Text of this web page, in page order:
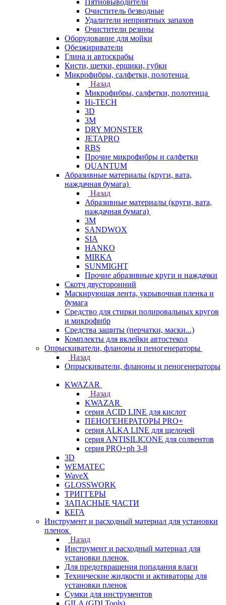
Пятновыводители
Очиститель безводные
Удалители неприятных запахов
Очистители резины
Оборудование для мойки
Обезжириватели
Глина и автоскрабы
Кисти, щетки, ершики, губки
Микрофибры, салфетки, полотенца
Назад
Микрофибры, салфетки, полотенца
Hi-TECH
3D
3М
DRY MONSTER
JETAPRO
RBS
Прочие микрофибры и салфетки
QUANTUM
Абразивные материалы (круги, вата,
наждачная бумага)
Назад
Абразивные материалы (круги, вата,
наждачная бумага)
3М
SANDWOX
SIA
HANKO
MIRKA
SUNMIGHT
Прочие абразивные круги и наждачки
Скотч двусторонний
Маскирующая лента, укрывочная пленка и
бумага
Средство для стирки полировальных кругов
и микрофибр
Средства защиты (перчатки, маски...)
Комплекты для вклейки автостекол
Опрыскиватели, фланоны и пеногенераторы
Назад
Опрыскиватели, фланоны и пеногенераторы
KWAZAR
Назад
KWAZAR
серия ACID LINE для кислот
ПЕНОГЕНЕРАТОРЫ PRO+
серия ALKA LINE для щелочей
серия ANTISILICONE для солвентов
серия PRO+ph 3-8
3D
WEMATEC
WaveX
GLOSSWORK
ТРИГГЕРЫ
ЗАПАСНЫЕ ЧАСТИ
КЕГА
Инструмент и расходный материал для установки
пленок
Назад
Инструмент и расходный материал для
установки пленок
Для предотвращения попадания влаги
Технические жидкости и активаторы для
установки пленок
Сумки для инструментов
GILA (GDI Tools)